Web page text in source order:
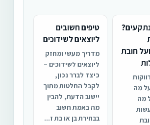
חובת
מה
מה
טיפים חשובים
ליוצאים לשידוכים
מדריך מעשי ומחזק
ליוצאים לשידוכים –
כיצד לברר נכון,
לקבל החלטות מתוך
יישוב הדעת, להבין
מה באמת חשוב
בבחירת בן או בת ז...